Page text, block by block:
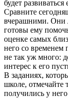
будет
Сравните
вчерашними. Они
готовы ему
оценке самых
него со временем
не так уж много:
интерес к его
В заданиях,
школе, отмечайте
получились у